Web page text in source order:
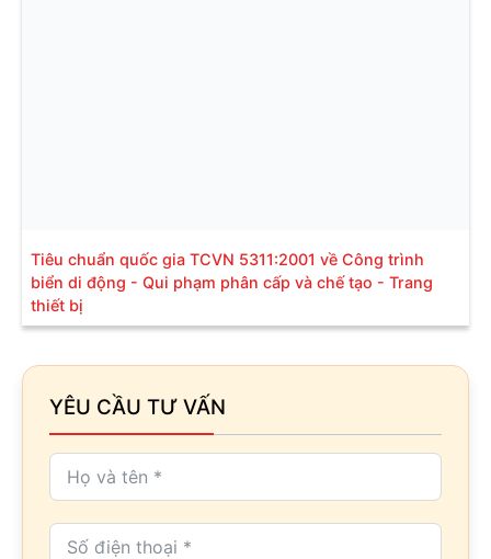
Tiêu chuẩn quốc gia TCVN 5311:2001 về Công trình
biển di động - Qui phạm phân cấp và chế tạo - Trang
thiết bị
YÊU CẦU TƯ VẤN